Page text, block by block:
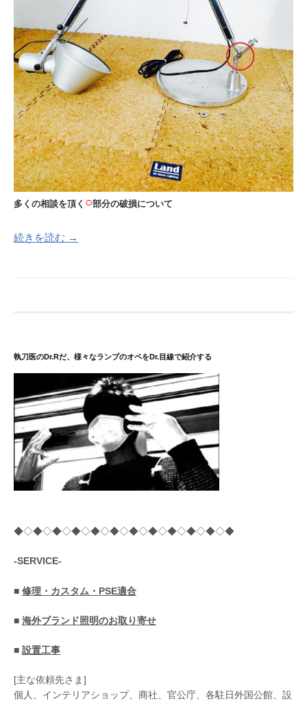
多くの相談を頂く ○部分の破損について
続きを読む →
執刀医のDr.Rだ、様々なランプのオペをDr.目線で紹介する
◆◇◆◇◆◇◆◇◆◇◆◇◆◇◆◇◆◇◆◇◆◇◆
-SERVICE-
■ 修理・カスタム・PSE適合
■ 海外ブランド照明のお取り寄せ
■ 設置工事
[主な依頼先さま]
個人、インテリアショップ、商社、官公庁、各駐日外国公館、設